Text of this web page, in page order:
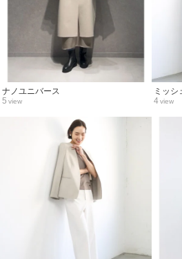
5 view
ナノユニバース
4 view
ミッシ